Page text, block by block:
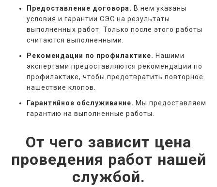
Предоставление договора. В нем указаны
условия и гарантии СЭС на результаты
выполненных работ. Только после этого работы
считаются выполненными.
Рекомендации по профилактике. Нашими
экспертами предоставляются рекомендации по
профилактике, чтобы предотвратить повторное
нашествие клопов.
Гарантийное обслуживание. Мы предоставляем
гарантию на выполненные работы.
От чего зависит цена
проведения работ нашей
службой.